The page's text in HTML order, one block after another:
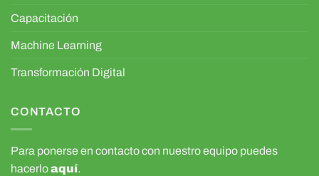
Capacitación
Machine Learning
Transformación Digital
CONTACTO
Para ponerse en contacto con nuestro equipo puedes
hacerloaquí.